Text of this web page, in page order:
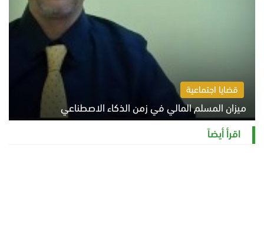
قضايا اجتماعية
ميزان المسلم المالي في زمن الذكاء الاصطناعي
السبت 8 أغسطس 2026 11:21 ص
اقرأ أيضاً